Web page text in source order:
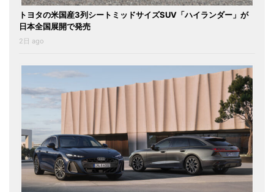
トヨタの米国産3列シートミッドサイズSUV「ハイランダー」が
日本全国展開で発売
2日 ago